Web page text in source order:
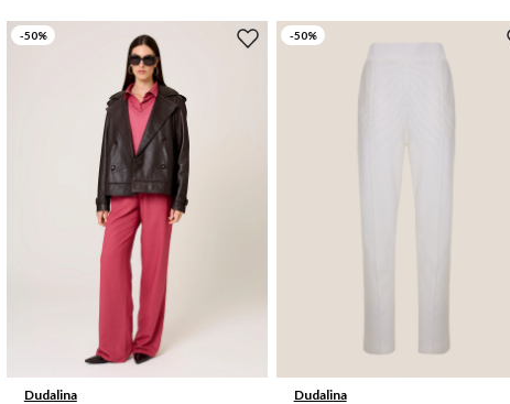
-50%
40 44
Dudalina
-50%
Dudalina